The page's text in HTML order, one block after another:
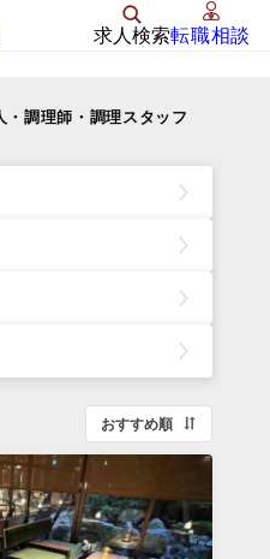
求人検索転職相談
・調理師・調理スタッフ
おすすめ順